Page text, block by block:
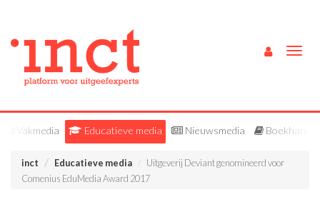
Vakmedia Educatieve media Nieuwsmedia Boekhandel
inct Educatieve media
​Uitgeverij Deviant genomineerd voor
Comenius EduMedia Award 2017